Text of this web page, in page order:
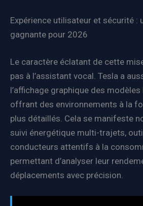
Expérience utilisateur et sécurité :
gagnante pour 2026
Le caractère éclatant de cette
pas à l’assistant vocal. Tesla a
l’affichage graphique des
offrant des environnements à la
plus détaillés. Cela se manifeste
suivi énergétique multi-trajets,
conducteurs attentifs à la
permettant d’analyser leur
déplacements avec précision.